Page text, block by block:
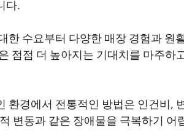
다.
한 수요부터 다양한 매장 경험과 원
점점 더 높아지는 기대치를 마주하
환경에서 전통적인 방법은 인건비,
변동과 같은 장애물을 극복하기 어